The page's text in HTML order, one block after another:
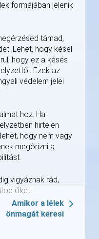
formájában jelenik
támad,
Lehet, hogy késel
hogy ez a késés
Ezek az
védelem jelei
hoz. Ha
hirtelen
hogy nem vagy
megőrizni a
vigyáznak rád,
őket.
Amikor a lélek
önmagát keresi